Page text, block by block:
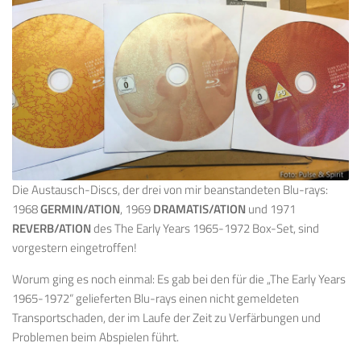
Die Austausch-Discs, der drei von mir beanstandeten Blu-rays:
1968GERMIN/ATION, 1969DRAMATIS/ATION und 1971
REVERB/ATIONdes The Early Years 1965-1972 Box-Set, sind
vorgestern eingetroffen!
Worum ging es noch einmal: Es gab bei den für die „The Early Years
1965-1972“ gelieferten Blu-rays einen nicht gemeldeten
Transportschaden, der im Laufe der Zeit zu Verfärbungen und
Problemen beim Abspielen führt.